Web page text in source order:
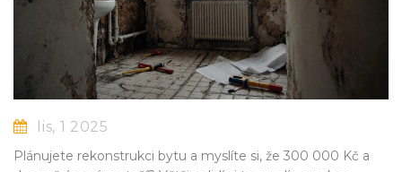
lis, 1 2025
Plánujete rekonstrukci bytu a myslíte si, že 300 000 Kč a